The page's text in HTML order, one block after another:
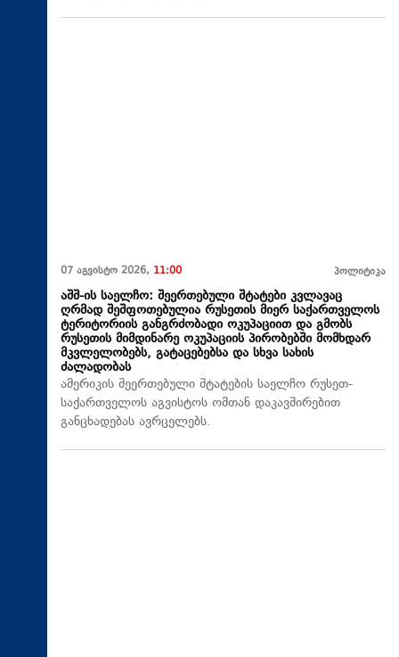
07 აგვისტო 2026, 11:00 პოლიტიკა
აშშ-ის საელჩო: შეერთებული შტატები კვლავაც
ღრმად შეშფოთებულია რუსეთის მიერ საქართველოს
ტერიტორიის განგრძობადი ოკუპაციით და გმობს
რუსეთის მიმდინარე ოკუპაციის პირობებში მომხდარ
მკვლელობებს, გატაცებებსა და სხვა სახის
ძალადობას
ამერიკის შეერთებული შტატების საელჩო რუსეთ-
საქართველოს აგვისტოს ომთან დაკავშირებით
განცხადებას ავრცელებს.